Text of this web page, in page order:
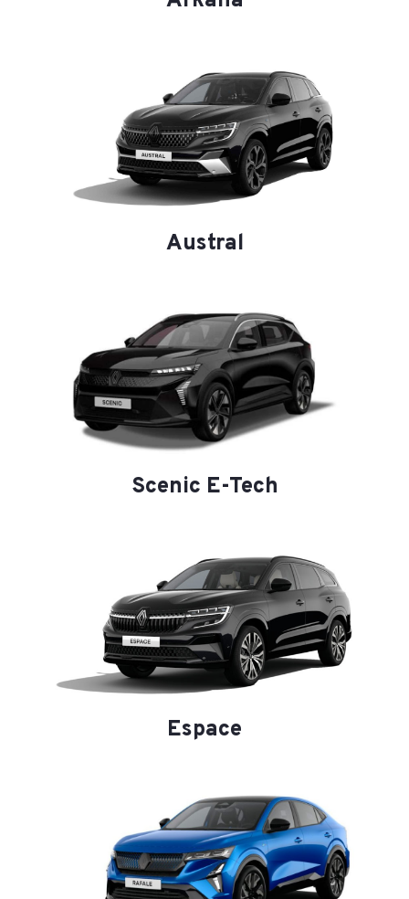
Austral
Scenic E-Tech
Espace